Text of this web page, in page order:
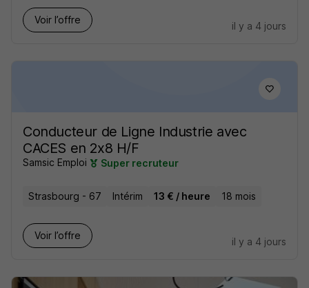
Voir l’offre
il y a 4 jours
Conducteur de Ligne Industrie avec
CACES en 2x8 H/F
Samsic Emploi Super recruteur
Strasbourg - 67 Intérim 13 € / heure 18 mois
Voir l’offre
il y a 4 jours